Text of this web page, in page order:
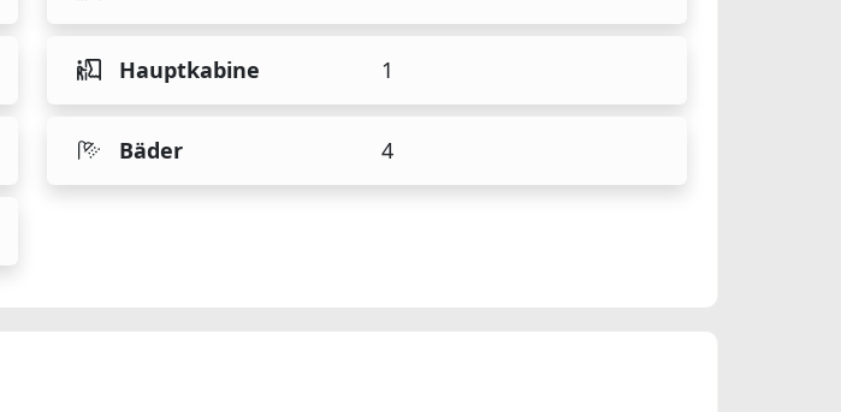
Hauptkabine 1
Bäder 4